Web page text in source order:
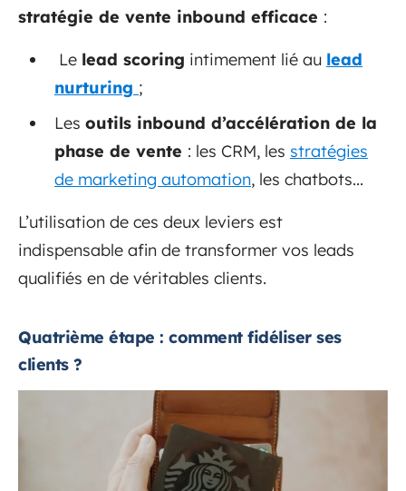
stratégie de vente inbound efficace :
Le lead scoring intimement lié au lead
nurturing ;
Les outils inbound d’accélération de la
phase de vente : les CRM, les stratégies
de marketing automation, les chatbots...
L’utilisation de ces deux leviers est
indispensable afin de transformer vos leads
qualifiés en de véritables clients.
Quatrième étape : comment fidéliser ses
clients ?